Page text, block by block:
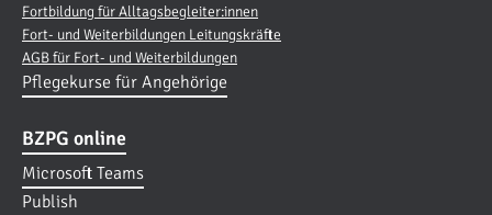
Fortbildung für Alltagsbegleiter:innen
Fort- und Weiterbildungen Leitungskräfte
AGB für Fort- und Weiterbildungen
Pflegekurse für Angehörige
BZPG online
Microsoft Teams
Publish